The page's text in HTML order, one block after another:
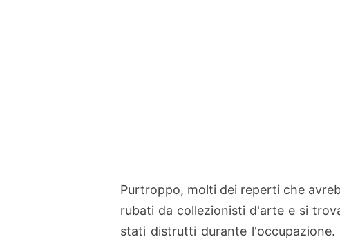
Purtroppo, molti dei reperti che
rubati da collezionisti d'arte e si
stati distrutti durante